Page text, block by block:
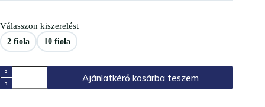
Válasszon kiszerelést
2 fiola 10 fiola
Ajánlatkérő kosárba teszem